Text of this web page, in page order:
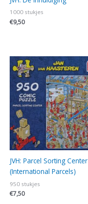
1000 stukjes
€9,50
JVH: Parcel Sorting Center
(International Parcels)
950 stukjes
€7,50